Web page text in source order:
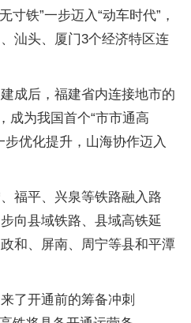
寸铁”一步迈入“动车时代”，
汕头、厦门3个经济特区连
成后，福建省内连接地市的
成为我国首个“市市通高
优化提升，山海协作迈入
福平、兴泉等铁路融入路
向县域铁路、县域高铁延
和、屏南、周宁等县和平潭
了开通前的筹备冲刺